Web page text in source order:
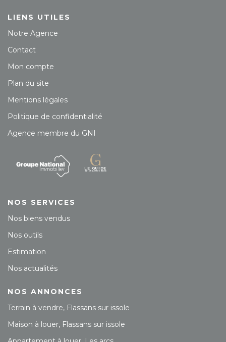
LIENS UTILES
Notre Agence
Contact
Mon compte
Plan du site
Mentions légales
Politique de confidentialité
Agence membre du GNI
NOS SERVICES
Nos biens vendus
Nos outils
Estimation
Nos actualités
NOS ANNONCES
Terrain à vendre, Flassans sur issole
Maison à louer, Flassans sur issole